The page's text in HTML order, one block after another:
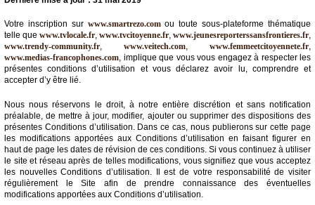
Agenda
Gazette
Vidéos
Médias
du
groupe
Blogs
Prémium
Inscription
annuaire
Votre inscription sur www.smartrezo.comou toute sous-plateforme thématique
telle que www.tvlocale.fr, www.tvcitoyenne.fr, www.jeunesreporterssansfrontieres.fr,
www.trendy-community.fr, www.veitech.com, www.femmeetcitoyennete.fr,
www.medias-francophones.com, implique que vous vous engagez à respecter les
présentes conditions d’utilisation et vous déclarez avoir lu, comprendre et
accepter d’y être lié.
Nous nous réservons le droit, à notre entière discrétion et sans notification
préalable, de mettre à jour, modifier, ajouter ou supprimer des dispositions des
présentes Conditions d’utilisation. Dans ce cas, nous publierons sur cette page
les modifications apportées aux Conditions d’utilisation en faisant figurer en
haut de page les dates de révision de ces conditions. Si vous continuez à utiliser
le site et réseau après de telles modifications, vous signifiez que vous acceptez
les nouvelles Conditions d’utilisation. Il est de votre responsabilité de visiter
régulièrement le Site afin de prendre connaissance des éventuelles
modifications apportées aux Conditions d’utilisation.